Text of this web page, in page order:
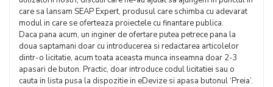
care sa lansam SEAP Expert, produsul care schimba cu adevarat
modul in care se oferteaza proiectele cu finantare publica.
Daca pana acum, un inginer de ofertare putea petrece pana la
doua saptamani doar cu introducerea si redactarea articolelor
dintr-o licitatie, acum toata aceasta munca inseamna doar 2-3
apasari de buton. Practic, doar introduce codul licitatiei sau o
cauta in lista pusa la dispozitie in eDevize si apasa butonul ‘Preia’.